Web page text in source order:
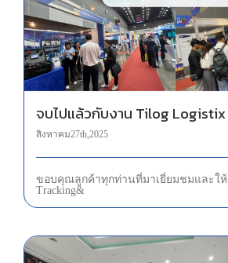
จบไปแล้วกับงาน Tilog
สิงหาคม 27th, 2025
ขอบคุณลูกค้าทุกท่าน ที่มาเยี่ยมชมและให้
Tracking &